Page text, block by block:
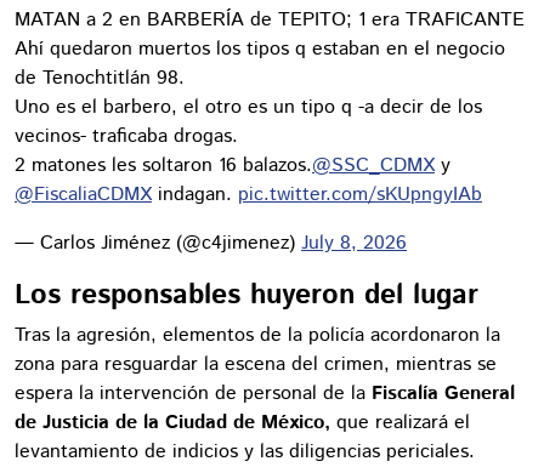
MATAN a 2 en BARBERÍA de TEPITO; 1 era TRAFICANTE
Ahí quedaron muertos los tipos q estaban en el negocio
de Tenochtitlán 98.
Uno es el barbero, el otro es un tipo q -a decir de los
vecinos- traficaba drogas.
2 matones les soltaron 16 balazos.@SSC_CDMXy
@FiscaliaCDMXindagan. pic.twitter.com/sKUpngyIAb
— Carlos Jiménez (@c4jimenez) July 8, 2026
Los responsables huyeron del lugar
Tras la agresión, elementos de la policía acordonaron la
zona para resguardar la escena del crimen, mientras se
espera la intervención de personal de la Fiscalía General
de Justicia de la Ciudad de México, que realizará el
levantamiento de indicios y las diligencias periciales.